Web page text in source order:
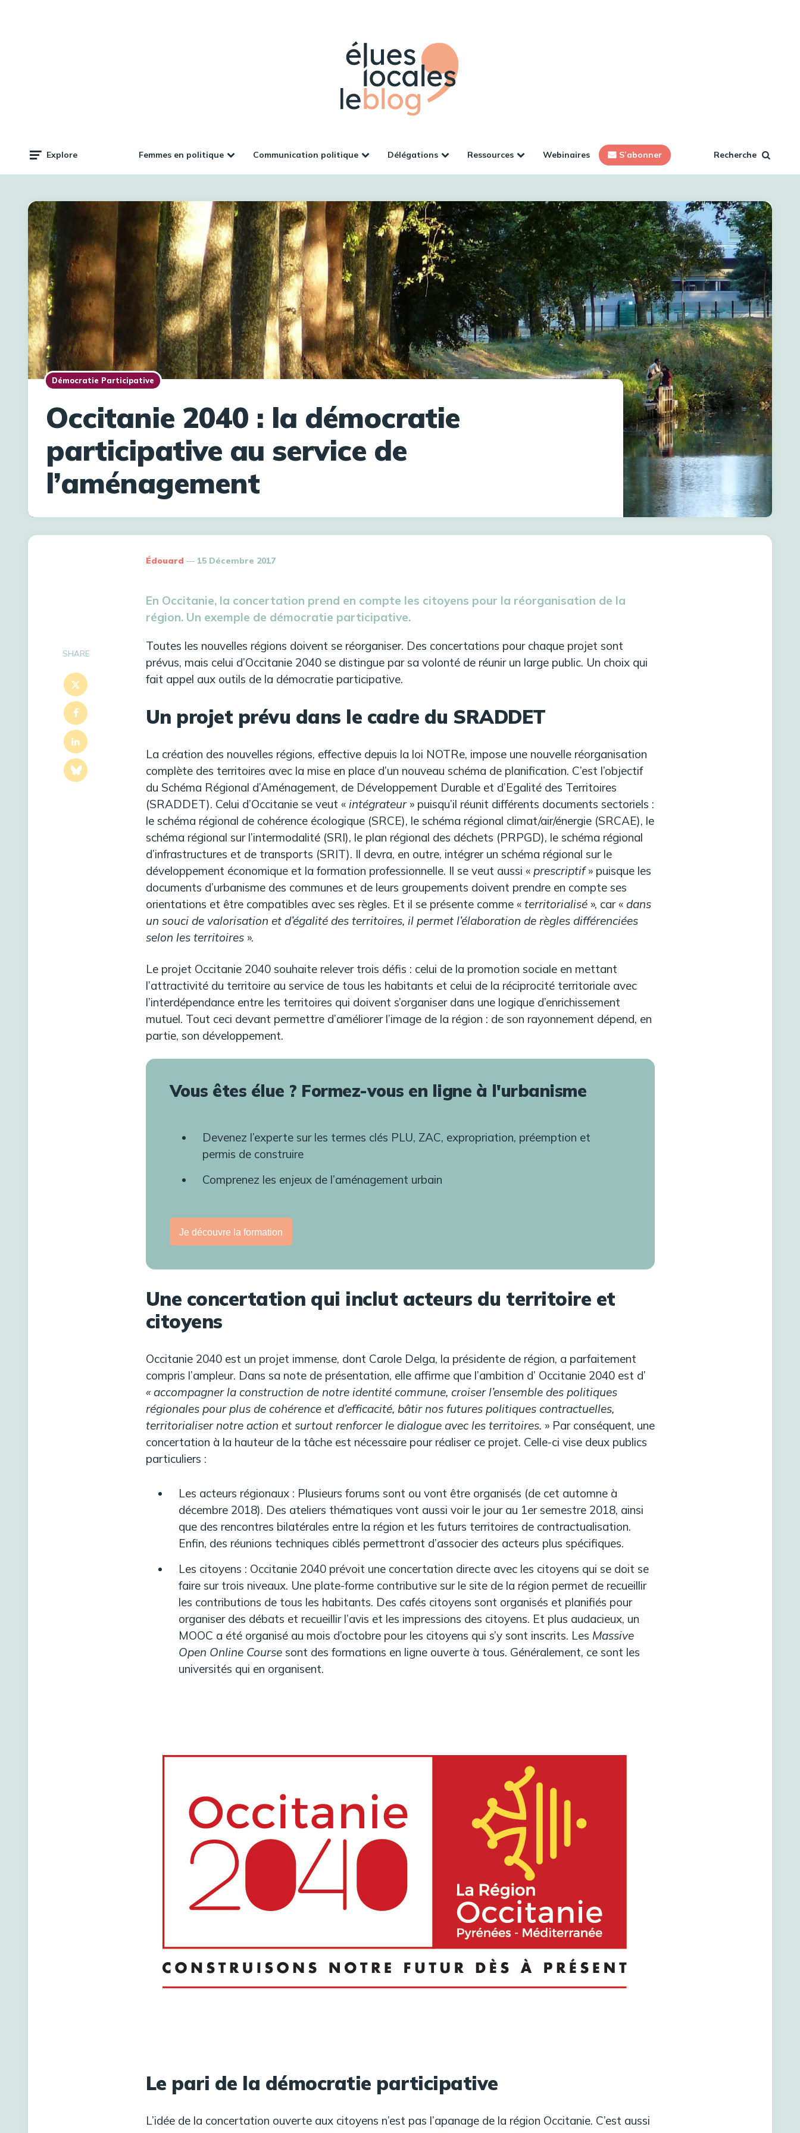
Explore Femmes en politique Communication politique Délégations Ressources Webinaires S’abonner Recherche
Démocratie Participative
Occitanie 2040 : la démocratie
participative au service de
l’aménagement
Édouard 15 Décembre 2017
En Occitanie, la concertation prend en compte les citoyens pour la réorganisation de la
région. Un exemple de démocratie participative.
SHARE
Toutes les nouvelles régions doivent se réorganiser. Des concertations pour chaque projet sont
prévus, mais celui d’Occitanie 2040 se distingue par sa volonté de réunir un large public. Un choix qui
fait appel aux outils de la démocratie participative.
Un projet prévu dans le cadre du SRADDET
La création des nouvelles régions, effective depuis la loi NOTRe, impose une nouvelle réorganisation
complète des territoires avec la mise en place d’un nouveau schéma de planification. C’est l’objectif
du Schéma Régional d’Aménagement, de Développement Durable et d’Egalité des Territoires
(SRADDET). Celui d’Occitanie se veut « intégrateur» puisqu’il réunit différents documents sectoriels :
le schéma régional de cohérence écologique (SRCE), le schéma régional climat/air/énergie (SRCAE), le
schéma régional sur l’intermodalité (SRI), le plan régional des déchets (PRPGD), le schéma régional
d’infrastructures et de transports (SRIT). Il devra, en outre, intégrer un schéma régional sur le
développement économique et la formation professionnelle. Il se veut aussi « prescriptif» puisque les
documents d’urbanisme des communes et de leurs groupements doivent prendre en compte ses
orientations et être compatibles avec ses règles. Et il se présente comme « territorialisé», car « dans
un souci de valorisation et d’égalité des territoires, il permet l’élaboration de règles différenciées
selon les territoires ».
Le projet Occitanie 2040 souhaite relever trois défis : celui de la promotion sociale en mettant
l’attractivité du territoire au service de tous les habitants et celui de la réciprocité territoriale avec
l’interdépendance entre les territoires qui doivent s’organiser dans une logique d’enrichissement
mutuel. Tout ceci devant permettre d’améliorer l’image de la région : de son rayonnement dépend, en
partie, son développement.
Vous êtes élue ? Formez-vous en ligne à l'urbanisme
Devenez l’experte sur les termes clés PLU, ZAC, expropriation, préemption et
permis de construire
Comprenez les enjeux de l’aménagement urbain
Je découvre la formation
Une concertation qui inclut acteurs du territoire et
citoyens
Occitanie 2040 est un projet immense, dont Carole Delga, la présidente de région, a parfaitement
compris l’ampleur. Dans sa note de présentation, elle affirme que l’ambition d’ Occitanie 2040 est d’
« accompagner la construction de notre identité commune, croiser l’ensemble des politiques
régionales pour plus de cohérence et d’efficacité, bâtir nos futures politiques contractuelles,
territorialiser notre action et surtout renforcer le dialogue avec les territoires. » Par conséquent, une
concertation à la hauteur de la tâche est nécessaire pour réaliser ce projet. Celle-ci vise deux publics
particuliers :
Les acteurs régionaux : Plusieurs forums sont ou vont être organisés (de cet automne à
décembre 2018). Des ateliers thématiques vont aussi voir le jour au 1er semestre 2018, ainsi
que des rencontres bilatérales entre la région et les futurs territoires de contractualisation.
Enfin, des réunions techniques ciblés permettront d’associer des acteurs plus spécifiques.
Les citoyens : Occitanie 2040 prévoit une concertation directe avec les citoyens qui se doit se
faire sur trois niveaux. Une plate-forme contributive sur le site de la région permet de recueillir
les contributions de tous les habitants. Des cafés citoyens sont organisés et planifiés pour
organiser des débats et recueillir l’avis et les impressions des citoyens. Et plus audacieux, un
MOOC a été organisé au mois d’octobre pour les citoyens qui s’y sont inscrits. Les Massive
Open Online Coursesont des formations en ligne ouverte à tous. Généralement, ce sont les
universités qui en organisent.
Le pari de la démocratie participative
L’idée de la concertation ouverte aux citoyens n’est pas l’apanage de la région Occitanie. C’est aussi